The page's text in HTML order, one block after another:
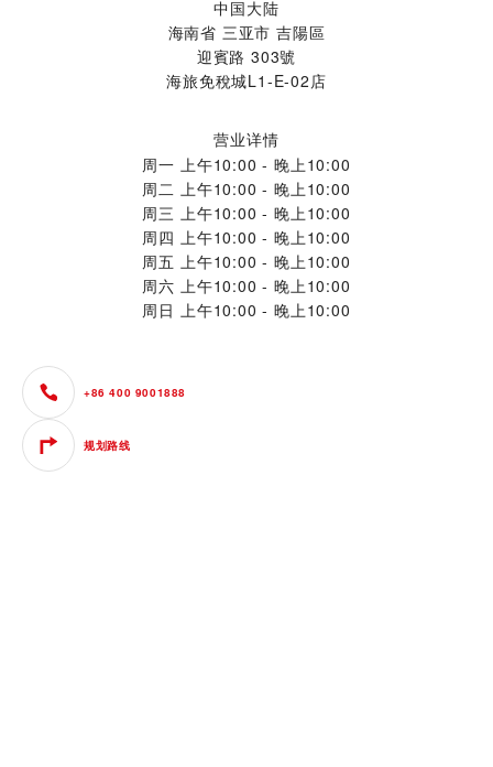
中国大陆
海南省 三亚市 吉陽區
迎賓路 303號
海旅免稅城L1-E-02店
营业详情
周一 上午10:00 - 晚上10:00
周二 上午10:00 - 晚上10:00
周三 上午10:00 - 晚上10:00
周四 上午10:00 - 晚上10:00
周五 上午10:00 - 晚上10:00
周六 上午10:00 - 晚上10:00
周日 上午10:00 - 晚上10:00
+86 400 9001888
规划路线